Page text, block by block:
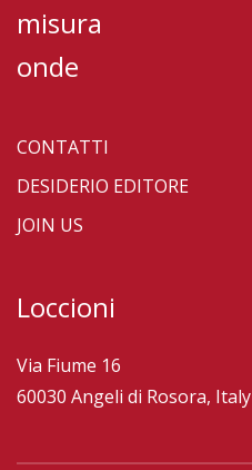
misura
onde
CONTATTI
DESIDERIO EDITORE
JOIN US
Loccioni
Via Fiume 16
60030 Angeli di Rosora, Italy